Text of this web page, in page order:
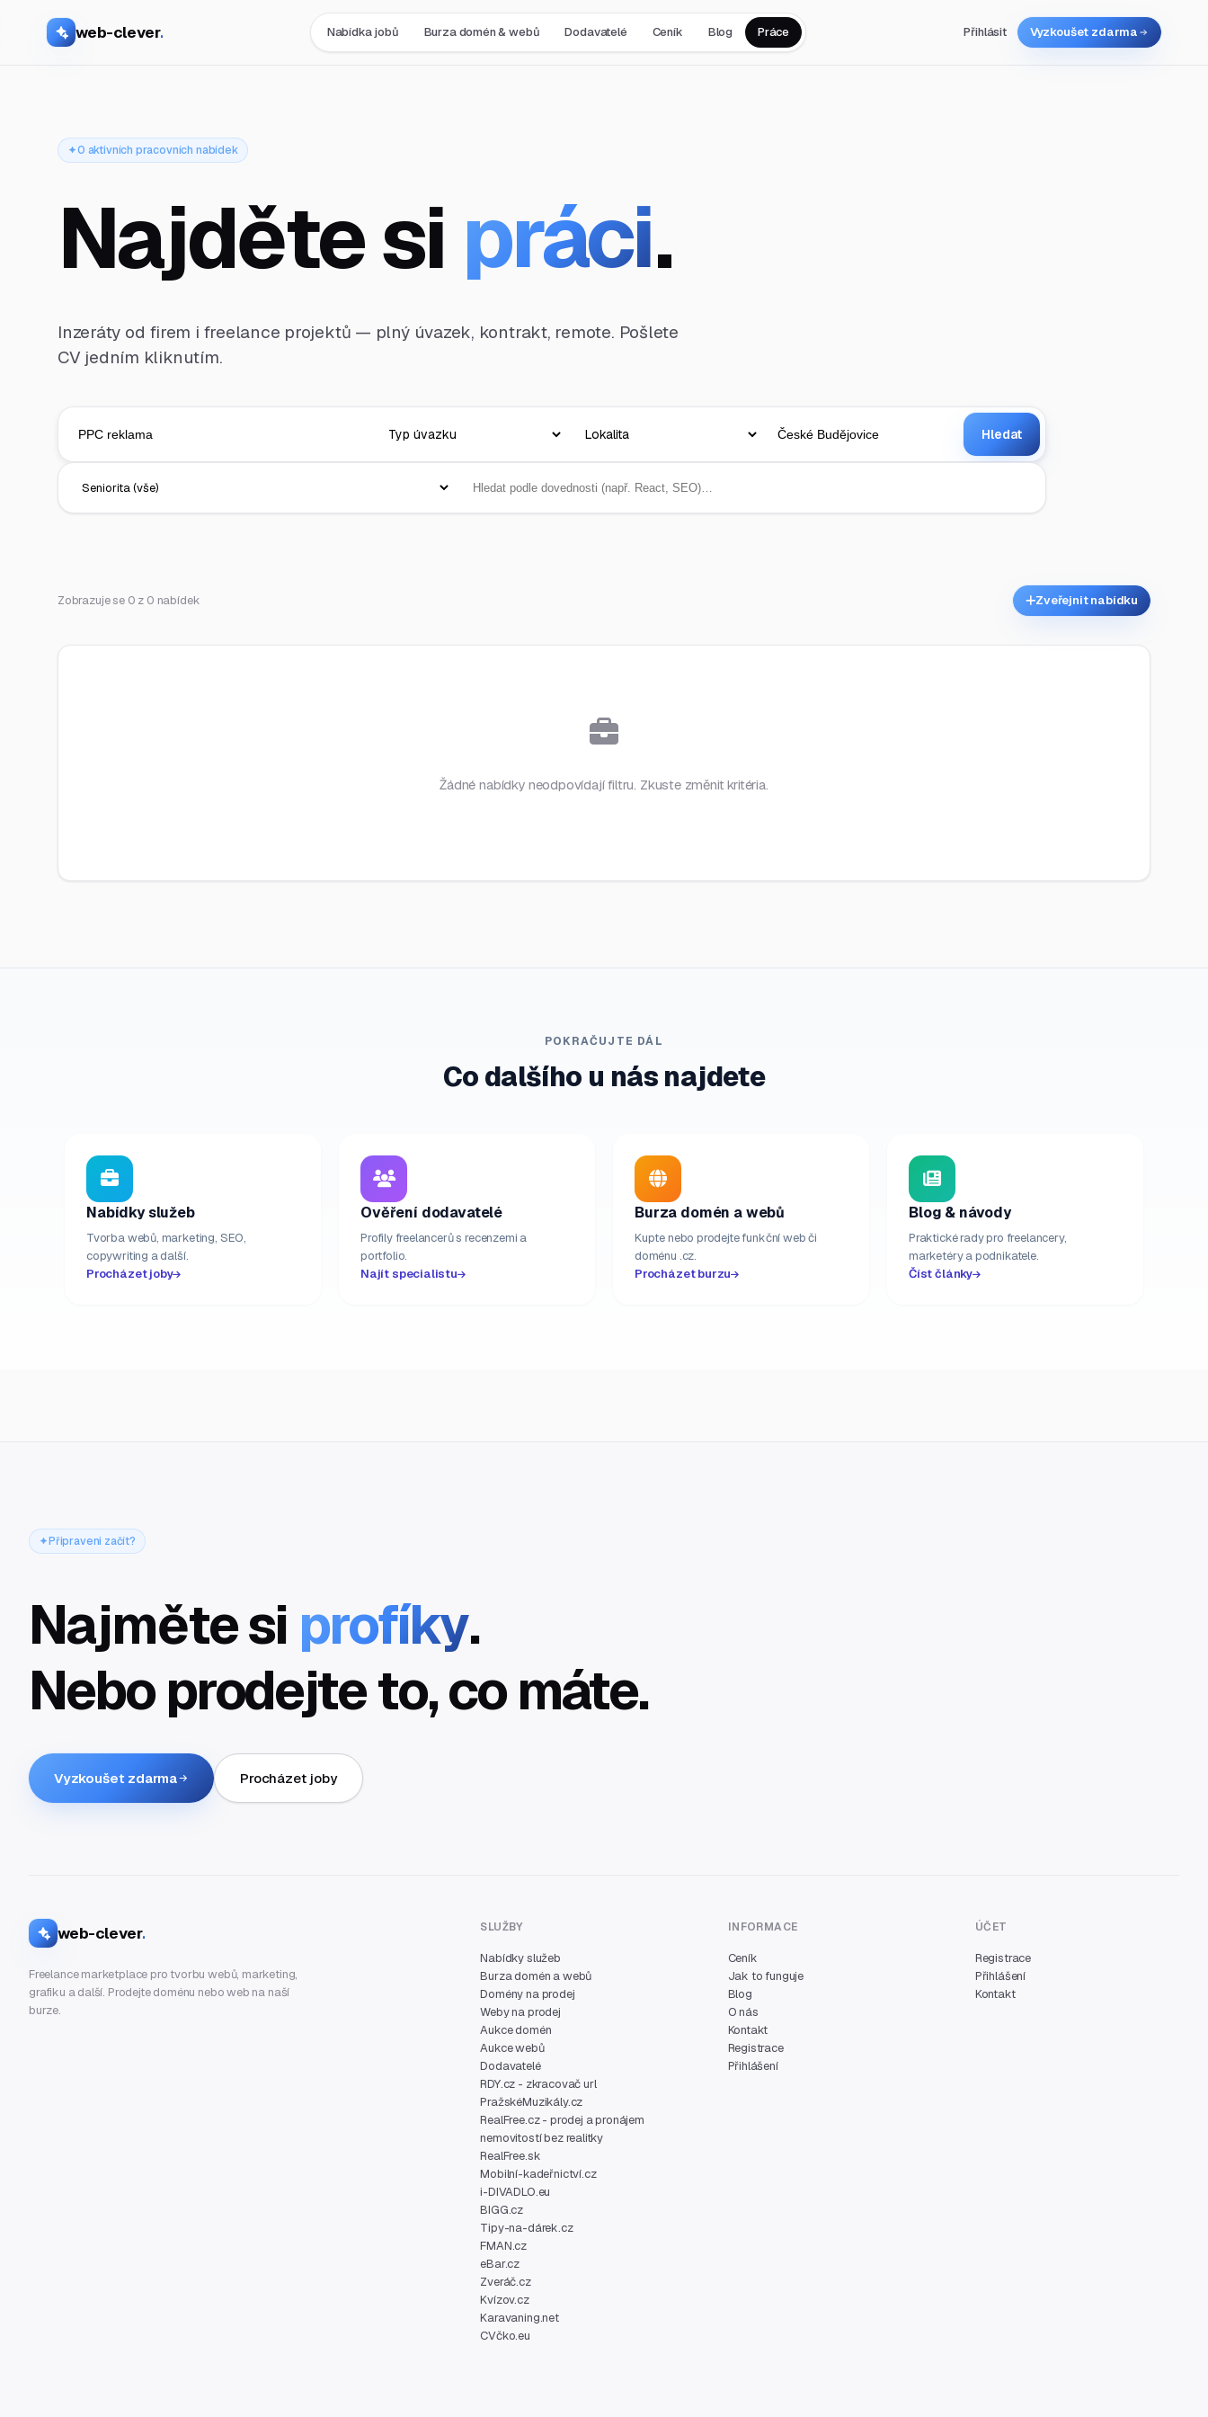
web-clever. Nabídka jobů Burza domén & webů Dodavatelé Ceník Blog Práce Přihlásit Vyzkoušet zdarma
0 aktivních pracovních nabídek
Najděte si práci.
Inzeráty od firem i freelance projektů — plný úvazek, kontrakt, remote. Pošlete
CV jedním kliknutím.
Hledat
Zobrazuje se 0 z 0 nabídek Zveřejnit nabídku
Žádné nabídky neodpovídají filtru. Zkuste změnit kritéria.
POKRAČUJTE DÁL
Co dalšího u nás najdete
Nabídky služeb
Tvorba webů, marketing, SEO,
copywriting a další.
Procházet joby
Ověření dodavatelé
Profily freelancerů s recenzemi a
portfolio.
Najít specialistu
Burza domén a webů
Kupte nebo prodejte funkční web či
doménu .cz.
Procházet burzu
Blog & návody
Praktické rady pro freelancery,
marketéry a podnikatele.
Číst články
Připraveni začít?
Najměte si profíky.
Nebo prodejte to, co máte.
Vyzkoušet zdarma Procházet joby
web-clever.
Freelance marketplace pro tvorbu webů, marketing,
grafiku a další. Prodejte doménu nebo web na naší
burze.
SLUŽBY
Nabídky služeb
Burza domén a webů
Domény na prodej
Weby na prodej
Aukce domén
Aukce webů
Dodavatelé
RDY.cz - zkracovač url
PražskéMuzikály.cz
RealFree.cz - prodej a pronájem
nemovitostí bez realitky
RealFree.sk
Mobilní-kadeřnictví.cz
i-DIVADLO.eu
BIGG.cz
Tipy-na-dárek.cz
FMAN.cz
eBar.cz
Zveráč.cz
Kvízov.cz
Karavaning.net
CVčko.eu
INFORMACE
Ceník
Jak to funguje
Blog
O nás
Kontakt
Registrace
Přihlášení
ÚČET
Registrace
Přihlášení
Kontakt